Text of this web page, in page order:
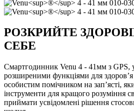
РОЗКРИЙТЕ
СЕБЕ
Смартгодинник Venu 4 - 41мм з GPS,
розширеними функціями для
особистим помічником на зап’ясті,
інструменти для кращого розуміння
приймати усвідомлені рішення